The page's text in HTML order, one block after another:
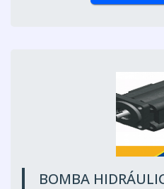
BOMBA